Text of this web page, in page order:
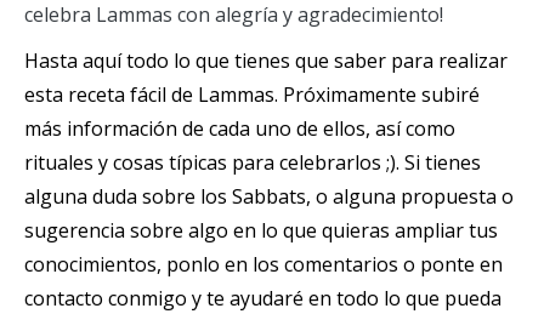
celebra Lammas con alegría y agradecimiento!
Hasta aquí todo lo que tienes que saber para realizar
esta receta fácil de Lammas. Próximamente subiré
más información de cada uno de ellos, así como
rituales y cosas típicas para celebrarlos ;). Si tienes
alguna duda sobre los Sabbats, o alguna propuesta o
sugerencia sobre algo en lo que quieras ampliar tus
conocimientos, ponlo en los comentarios o ponte en
contacto conmigo y te ayudaré en todo lo que pueda